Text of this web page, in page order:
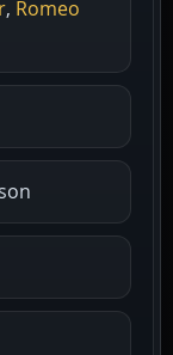
, Romeo